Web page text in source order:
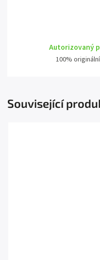
Autorizovaný
100%
Související